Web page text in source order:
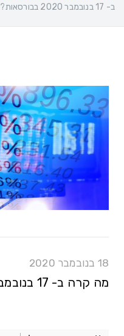
ב- 17 בנובמבר 2020 בבורסאות?
18 בנובמבר 2020
מה קרה ב- 17 בנובמבר 2020 בבורסאות?